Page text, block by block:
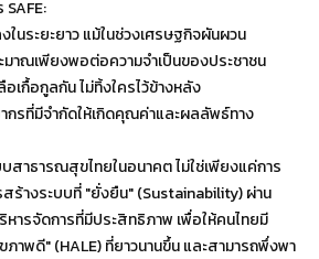
ในระยะยาว แม้ในช่วงเศรษฐกิจผันผวน
มาณเพียงพอต่อความจำเป็นของประชาชน
อเกื้อกูลกัน ไม่ทิ้งใครไว้ข้างหลัง
กรที่มีจำกัดให้เกิดคุณค่าและผลลัพธ์ทาง
สาธารณสุขไทยในอนาคต ไม่ใช่เพียงแค่การ
ร้างระบบที่ "ยั่งยืน" (Sustainability) ผ่าน
หารจัดการที่มีประสิทธิภาพ เพื่อให้คนไทยมี
าพดี" (HALE) ที่ยาวนานขึ้น และสามารถพึ่งพา